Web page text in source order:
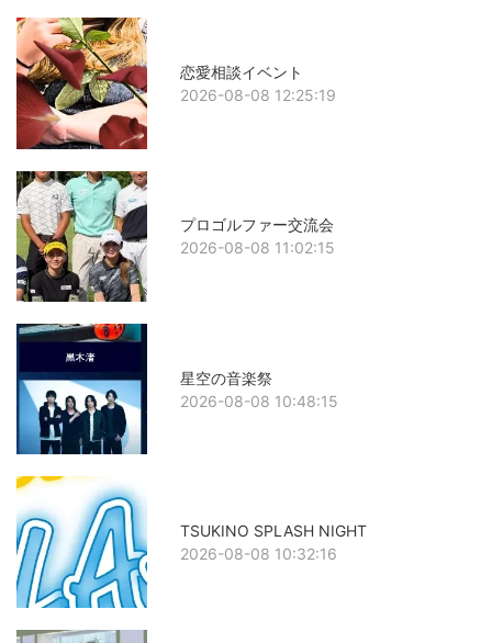
恋愛相談イベント
2026-08-08 12:25:19
プロゴルファー交流会
2026-08-08 11:02:15
星空の音楽祭
2026-08-08 10:48:15
TSUKINO SPLASH NIGHT
2026-08-08 10:32:16